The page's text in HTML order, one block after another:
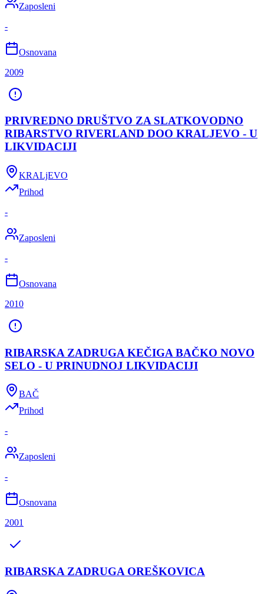
Zaposleni
-
Osnovana
2009
PRIVREDNO DRUŠTVO ZA SLATKOVODNO
RIBARSTVO RIVERLAND DOO KRALJEVO - U
LIKVIDACIJI
KRALjEVO
Prihod
-
Zaposleni
-
Osnovana
2010
RIBARSKA ZADRUGA KEČIGA BAČKO NOVO
SELO - U PRINUDNOJ LIKVIDACIJI
BAČ
Prihod
-
Zaposleni
-
Osnovana
2001
RIBARSKA ZADRUGA OREŠKOVICA